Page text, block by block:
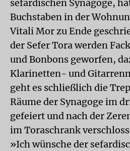
sefardischen Synagoge,
Buchstaben in der
Vitali Mor zu Ende
der Sefer Tora werden
und Bonbons geworfen,
Klarinetten- und
geht es schließlich die
Räume der Synagoge im
gefeiert und nach der
im Toraschrank
»Ich wünsche der